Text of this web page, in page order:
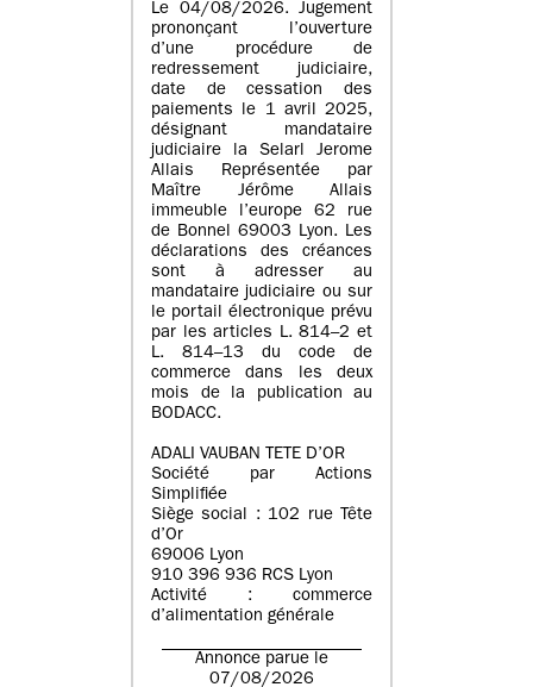
Le 04/08/2026. Jugement
prononçant l’ouverture
d’une procédure de
redressement judiciaire,
date de cessation des
paiements le 1 avril 2025,
désignant mandataire
judiciaire la Selarl Jerome
Allais Représentée par
Maître Jérôme Allais
immeuble l’europe 62 rue
de Bonnel 69003 Lyon. Les
déclarations des créances
sont à adresser au
mandataire judiciaire ou sur
le portail électronique prévu
par les articles L. 814–2 et
L. 814–13 du code de
commerce dans les deux
mois de la publication au
BODACC.
ADALI VAUBAN TETE D’OR
Société par Actions
Simplifiée
Siège social : 102 rue Tête
d’Or
69006 Lyon
910 396 936 RCS Lyon
Activité : commerce
d’alimentation générale
Annonce parue le
07/08/2026